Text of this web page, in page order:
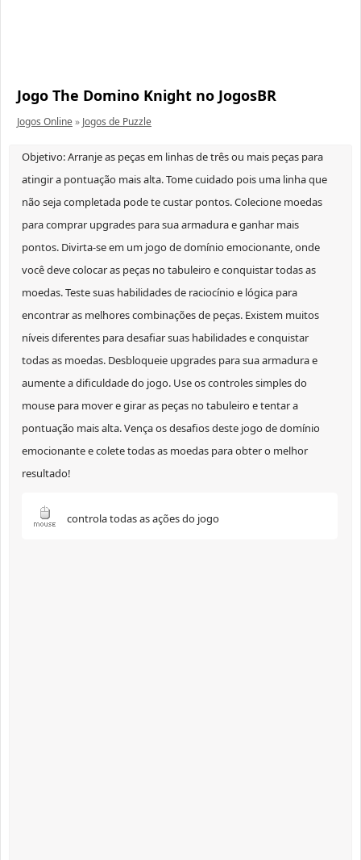
Jogo The Domino Knight no JogosBR
Jogos Online» Jogos de Puzzle
Objetivo: Arranje as peças em linhas de três ou mais peças para
atingir a pontuação mais alta. Tome cuidado pois uma linha que
não seja completada pode te custar pontos. Colecione moedas
para comprar upgrades para sua armadura e ganhar mais
pontos. Divirta-se em um jogo de domínio emocionante, onde
você deve colocar as peças no tabuleiro e conquistar todas as
moedas. Teste suas habilidades de raciocínio e lógica para
encontrar as melhores combinações de peças. Existem muitos
níveis diferentes para desafiar suas habilidades e conquistar
todas as moedas. Desbloqueie upgrades para sua armadura e
aumente a dificuldade do jogo. Use os controles simples do
mouse para mover e girar as peças no tabuleiro e tentar a
pontuação mais alta. Vença os desafios deste jogo de domínio
emocionante e colete todas as moedas para obter o melhor
resultado!
controla todas as ações do jogo